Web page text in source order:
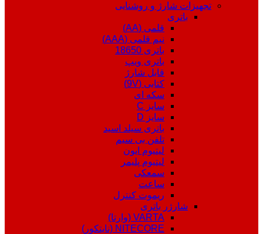
تجهیزات شارژ و روشنایی
باتری
قلمی (AA)
نیم قلمی (AAA)
باتری 18650
باتری ویپ
قابل شارژ
کتابی (9V)
سکه ای
سایز C
سایز D
باتری سیلد اسید
تلفن بی سیم
لیتیوم ایون
لیتیوم پلیمر
سمعکی
ساعت
ریموت کنترل
شارژر باتری
VARTA (وارتا)
NITECORE (نایتکور)